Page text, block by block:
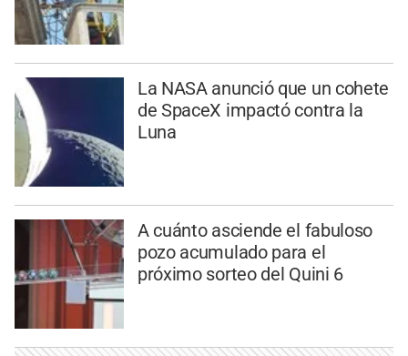
La NASA anunció que un cohete
de SpaceX impactó contra la
Luna
A cuánto asciende el fabuloso
pozo acumulado para el
próximo sorteo del Quini 6